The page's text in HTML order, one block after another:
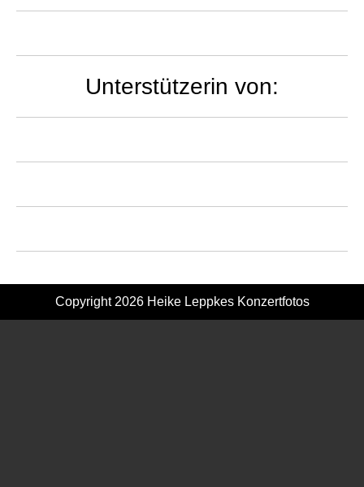
Unterstützerin von:
Copyright 2026 Heike Leppkes Konzertfotos